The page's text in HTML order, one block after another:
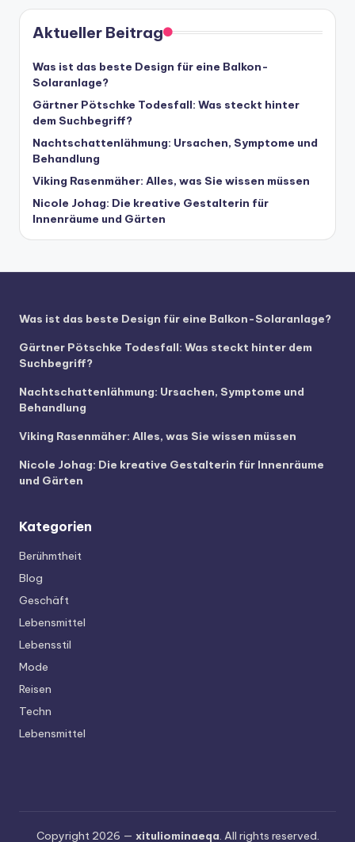
Aktueller Beitrag
Was ist das beste Design für eine Balkon-
Solaranlage?
Gärtner Pötschke Todesfall: Was steckt hinter
dem Suchbegriff?
Nachtschattenlähmung: Ursachen, Symptome und
Behandlung
Viking Rasenmäher: Alles, was Sie wissen müssen
Nicole Johag: Die kreative Gestalterin für
Innenräume und Gärten
Was ist das beste Design für eine Balkon-Solaranlage?
Gärtner Pötschke Todesfall: Was steckt hinter dem
Suchbegriff?
Nachtschattenlähmung: Ursachen, Symptome und
Behandlung
Viking Rasenmäher: Alles, was Sie wissen müssen
Nicole Johag: Die kreative Gestalterin für Innenräume
und Gärten
Kategorien
Berühmtheit
Blog
Geschäft
Lebensmittel
Lebensstil
Mode
Reisen
Techn
Lebensmittel
Copyright 2026 — xituliominaeqa. All rights reserved.